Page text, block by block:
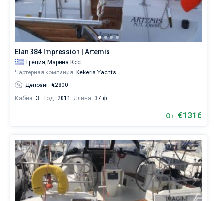
Elan 384 Impression | Artemis
Греция, Марина Кос
Чартерная компания: Kekeris Yachts
Депозит: €2800
Кабин: 3 Год: 2011 Длина: 37 фт
От €1316